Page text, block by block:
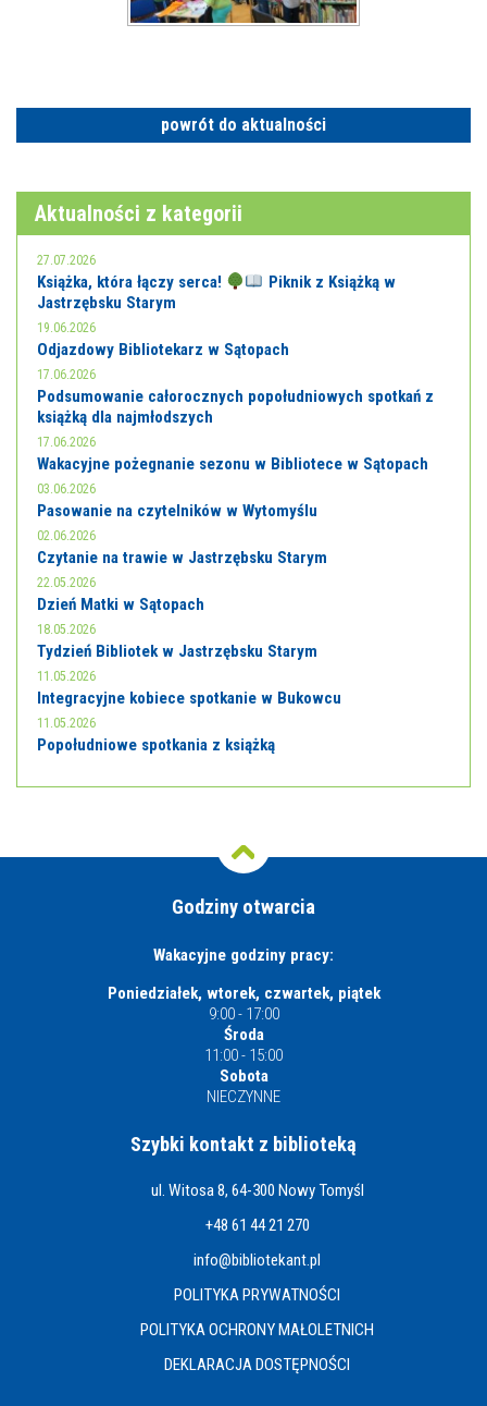
powrót do aktualności
Aktualności z kategorii
27.07.2026
Książka, która łączy serca!
Piknik z Książką w
Jastrzębsku Starym
19.06.2026
Odjazdowy Bibliotekarz w Sątopach
17.06.2026
Podsumowanie całorocznych popołudniowych spotkań z
książką dla najmłodszych
17.06.2026
Wakacyjne pożegnanie sezonu w Bibliotece w Sątopach
03.06.2026
Pasowanie na czytelników w Wytomyślu
02.06.2026
Czytanie na trawie w Jastrzębsku Starym
22.05.2026
Dzień Matki w Sątopach
18.05.2026
Tydzień Bibliotek w Jastrzębsku Starym
11.05.2026
Integracyjne kobiece spotkanie w Bukowcu
11.05.2026
Popołudniowe spotkania z książką
Godziny otwarcia
Wakacyjne godziny pracy:
Poniedziałek, wtorek, czwartek, piątek
9:00 - 17:00
Środa
11:00 - 15:00
Sobota
NIECZYNNE
Szybki kontakt z biblioteką
ul. Witosa 8, 64-300 Nowy Tomyśl
+48 61 44 21 270
info@bibliotekant.pl
POLITYKA PRYWATNOŚCI
POLITYKA OCHRONY MAŁOLETNICH
DEKLARACJA DOSTĘPNOŚCI